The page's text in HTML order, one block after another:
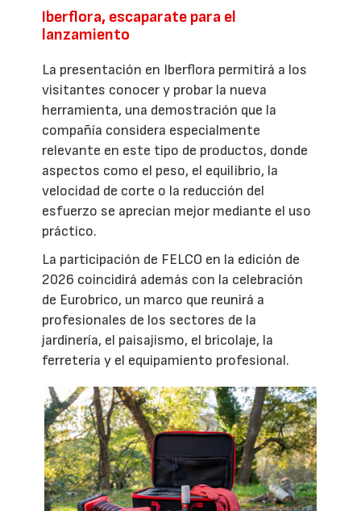
Iberflora, escaparate para el
lanzamiento
La presentación en Iberflora permitirá a los
visitantes conocer y probar la nueva
herramienta, una demostración que la
compañía considera especialmente
relevante en este tipo de productos, donde
aspectos como el peso, el equilibrio, la
velocidad de corte o la reducción del
esfuerzo se aprecian mejor mediante el uso
práctico.
La participación de FELCO en la edición de
2026 coincidirá además con la celebración
de Eurobrico, un marco que reunirá a
profesionales de los sectores de la
jardinería, el paisajismo, el bricolaje, la
ferretería y el equipamiento profesional.